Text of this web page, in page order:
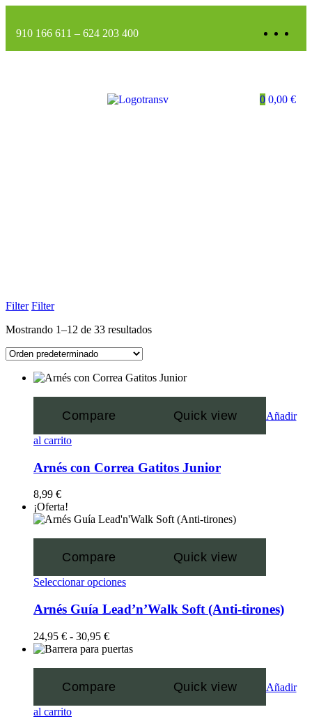
910 166 611 – 624 203 400
0 0,00 €
Filter Filter
Mostrando 1–12 de 33 resultados
Compare Quick view Añadir
al carrito
Arnés con Correa Gatitos Junior
8,99 €
¡Oferta!
Compare Quick view
Seleccionar opciones
Arnés Guía Lead’n’Walk Soft (Anti-tirones)
24,95 € - 30,95 €
Compare Quick view Añadir
al carrito